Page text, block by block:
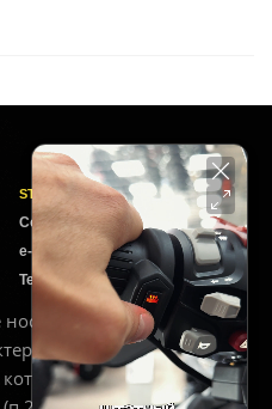
STELS-PITER СОФИЙСКАЯ
Софийская ул. 6Б
e-mail: sales@stels-piter.ru
Тел.:
8 (921) 943 09 38
исключительно
и не может считаться
определяется